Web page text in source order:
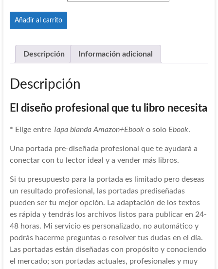
Portada
cantidad
Añadir al carrito
Descripción Información adicional
Descripción
El diseño profesional que tu libro necesita
* Elige entre Tapa blanda Amazon+Ebooko solo Ebook.
Una portada pre-diseñada profesional que te ayudará a
conectar con tu lector ideal y a vender más libros.
Si tu presupuesto para la portada es limitado pero deseas
un resultado profesional, las portadas prediseñadas
pueden ser tu mejor opción. La adaptación de los textos
es rápida y tendrás los archivos listos para publicar en 24-
48 horas. Mi servicio es personalizado, no automático y
podrás hacerme preguntas o resolver tus dudas en el día.
Las portadas están diseñadas con propósito y conociendo
el mercado; son portadas actuales, profesionales y muy